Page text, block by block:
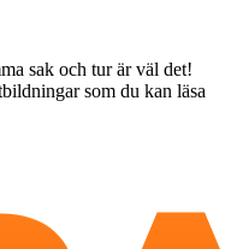
sak och tur är väl det!
som du kan läsa